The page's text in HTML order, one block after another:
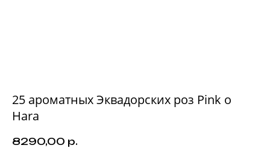
25 ароматных Эквадорских роз Pink o
Hara
8290,00 р.